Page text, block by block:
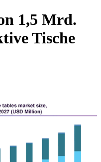
1,5 Mrd.
Tische